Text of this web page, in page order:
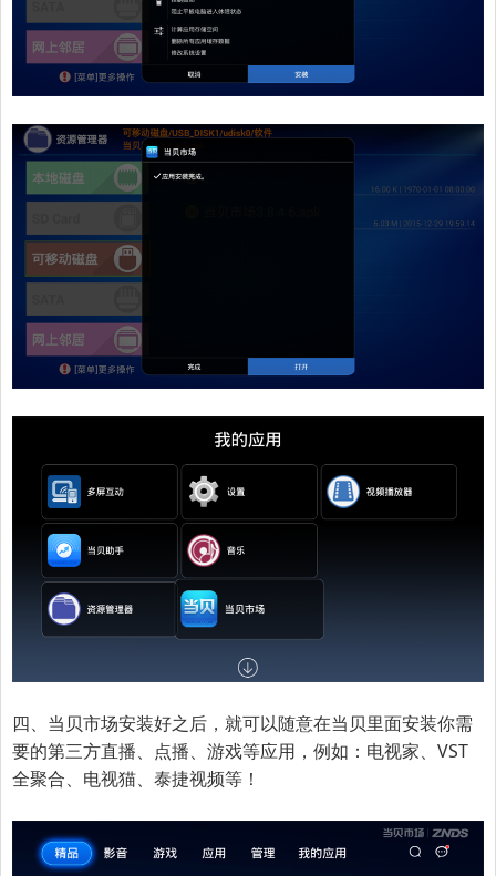
四、当贝市场安装好之后，就可以随意在当贝里面安装你需
要的第三方直播、点播、游戏等应用，例如：电视家、VST
全聚合、电视猫、泰捷视频等！